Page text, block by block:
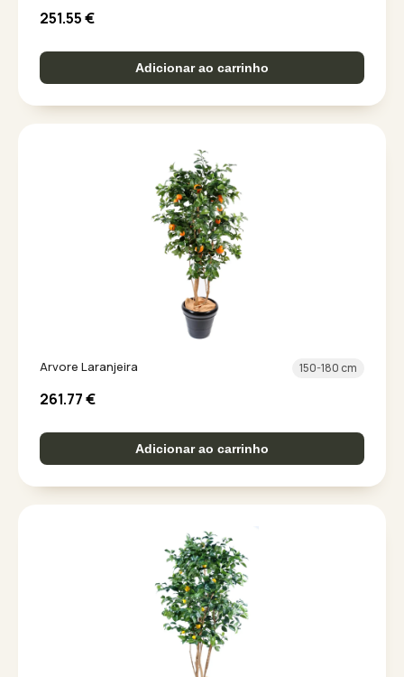
251.55€
Adicionar ao carrinho
Arvore Laranjeira 150-180 cm
261.77€
Adicionar ao carrinho